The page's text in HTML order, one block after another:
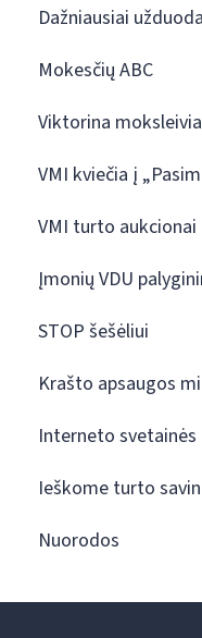
Dažniausiai
Mokesčių ABC
Viktorina
VMI kviečia į
VMI turto aukcionai
Įmonių VDU
STOP šešėliui
Krašto apsaugos
Interneto
Ieškome turto
Nuorodos